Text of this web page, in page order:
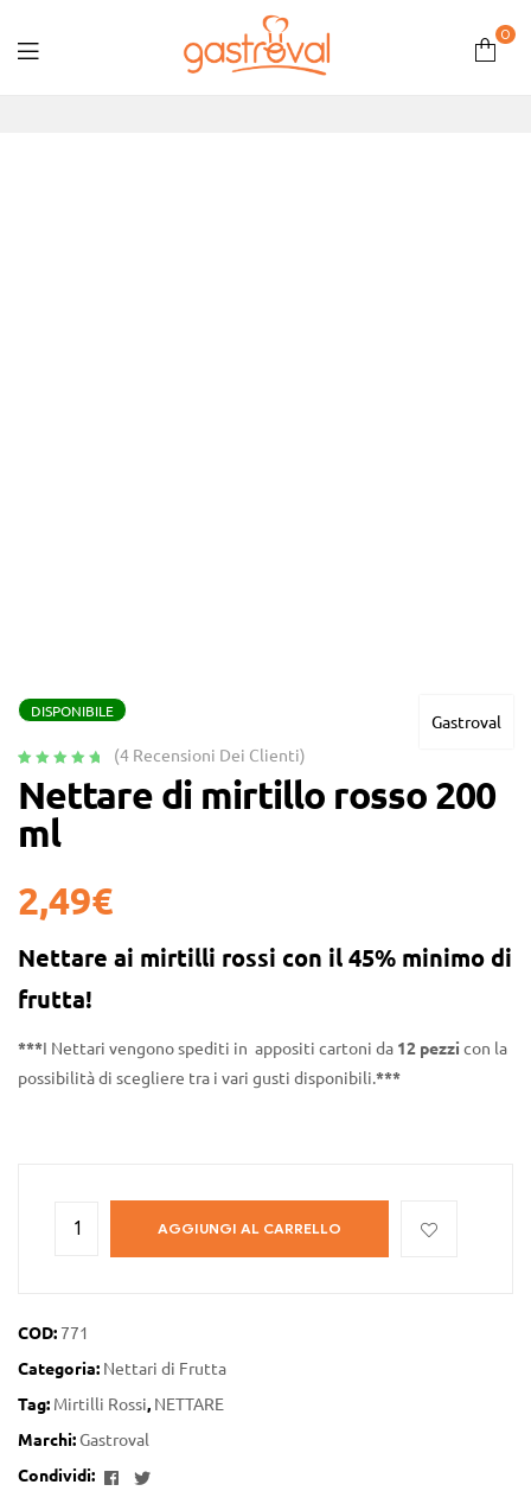
0
Gastroval
DISPONIBILE
su 5 su
base di
recensioni
(4Recensioni Dei Clienti)
Nettare di mirtillo rosso 200
ml
2,49€
Nettare ai mirtilli rossi con il45% minimo di
frutta!
***I Nettari vengono spediti in appositi cartoni da 12 pezzi con la
possibilità di scegliere tra i vari gusti disponibili.***
AGGIUNGI AL CARRELLO
COD:771
Categoria: Nettari di Frutta
Tag: Mirtilli Rossi, NETTARE
Marchi:Gastroval
Condividi:
Facebook
Twitter